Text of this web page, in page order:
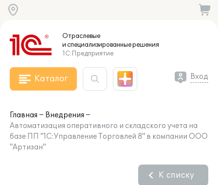
Отраслевые
и специализированныерешения
1С:Предприятие
Каталог Вход
Главная
Внедрения
Автоматизация оперативного и складского учета на
базе ПП "1С:Управление Торговлей 8" в компании ООО
"Артизан"
К списку